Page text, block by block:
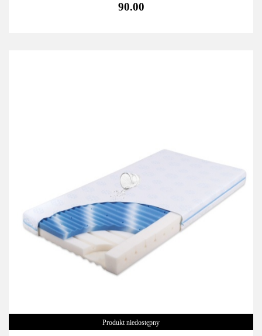
90.00
Produkt niedostępny